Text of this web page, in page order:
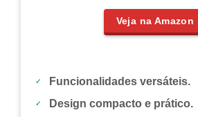
Veja na Amazon
Funcionalidades versáteis.
Design compacto e prático.